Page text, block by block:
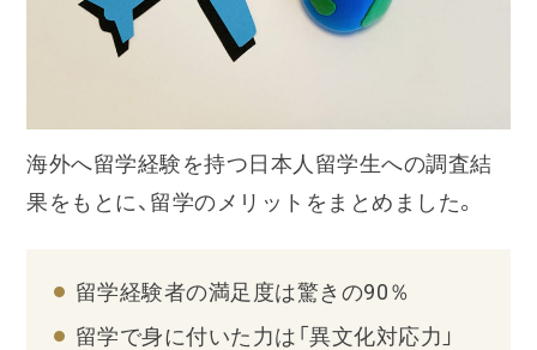
海外へ留学経験を持つ日本人留学生への調査結
果をもとに、留学のメリットをまとめました。
留学経験者の満足度は驚きの90％
留学で身に付いた力は「異文化対応力」